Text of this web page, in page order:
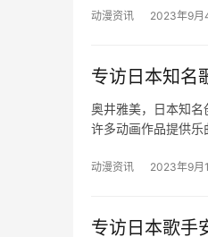
动漫资讯 2023年9月
专访日本知名
奥井雅美，日本知
许多动画作品提供
动漫资讯 2023年9月
专访日本歌手